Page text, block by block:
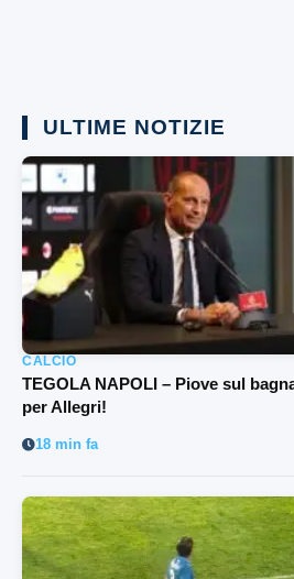
ULTIME NOTIZIE
CALCIO
TEGOLA NAPOLI – Piove sul
per Allegri!
18 min fa